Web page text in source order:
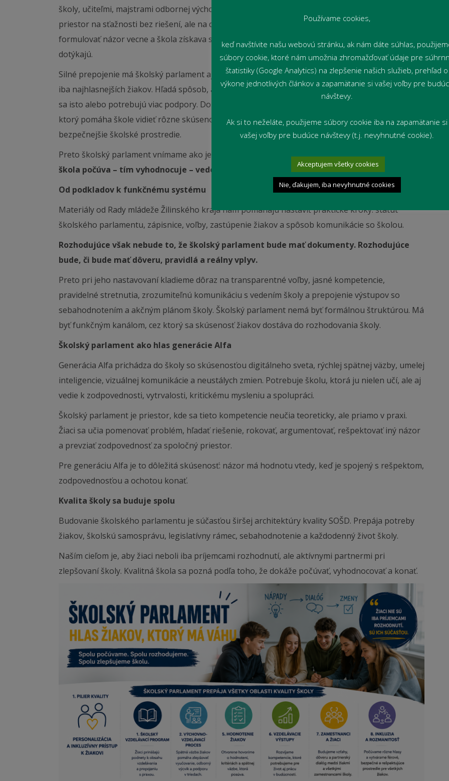
školy, učiteľmi, majstrami odbornej výchovy, odbornými zamestnancami a žiakmi. Nie je to
priestor na sťažnosti bez riešení, ale na dialóg, dôveru a spoločnú zodpovednosť. Žiaci sa učia
formulovať názor vecne a škola získava spätnú väzbu priamo od tých, ktorých sa jej rozhodnutia
dotýkajú.
Silné prepojenie má školský parlament aj s
inklúziou a rozmanitosťou . Kvalitná škola nepočuje
iba najhlasnejších žiakov. Hľadá spôsob, ako zachytiť aj hlas tých, ktorí bežne nevystupujú, necítia
sa isto alebo potrebujú viac podpory. Dobre nastavený školský parlament môže byť nástrojom,
ktorý pomáha škole vidieť rôzne skúsenosti žiakov, posilňovať spolupatričnosť a vytvárať
bezpečnejšie školské prostredie.
Preto školský parlament vnímame ako jeden z konkrétnych mechanizmov kvality:žiaci hovoria –
škola počúva – tím vyhodnocuje – vedenie koná – kvalita sa zlepšuje.
Od podkladov k funkčnému systému
Materiály od Rady mládeže Žilinského kraja nám pomáhajú nastaviť praktické kroky: štatút
školského parlamentu, zápisnice, voľby, zastúpenie žiakov a spôsob komunikácie so školou.
Rozhodujúce však nebude to, že školský parlament bude mať dokumenty. Rozhodujúce
bude, či bude mať dôveru, pravidlá a reálny vplyv.
Preto pri jeho nastavovaní kladieme dôraz na transparentné voľby, jasné kompetencie,
pravidelné stretnutia, zrozumiteľnú komunikáciu s vedením školy a prepojenie výstupov so
sebahodnotením a akčným plánom školy. Školský parlament nemá byť formálnou štruktúrou. Má
byť funkčným kanálom, cez ktorý sa skúsenosť žiakov dostáva do rozhodovania školy.
Školský parlament ako hlas generácie Alfa
Generácia Alfa prichádza do školy so skúsenosťou digitálneho sveta, rýchlej spätnej väzby, umelej
inteligencie, vizuálnej komunikácie a neustálych zmien. Potrebuje školu, ktorá ju nielen učí, ale aj
vedie k zodpovednosti, vytrvalosti, kritickému mysleniu a spolupráci.
Školský parlament je priestor, kde sa tieto kompetencie neučia teoreticky, ale priamo v praxi.
Žiaci sa učia pomenovať problém, hľadať riešenie, rokovať, argumentovať, rešpektovať iný názor
a prevziať zodpovednosť za spoločný priestor.
Pre generáciu Alfa je to dôležitá skúsenosť: názor má hodnotu vtedy, keď je spojený s rešpektom,
zodpovednosťou a ochotou konať.
Kvalita školy sa buduje spolu
Budovanie školského parlamentu je súčasťou širšej architektúry kvality SOŠD. Prepája potreby
žiakov, školskú samosprávu, legislatívny rámec, sebahodnotenie a každodenný život školy.
Naším cieľom je, aby žiaci neboli iba príjemcami rozhodnutí, ale aktívnymi partnermi pri
zlepšovaní školy. Kvalitná škola sa pozná podľa toho, že dokáže počúvať, vyhodnocovať a konať.
Používame cookies,
keď navštívite našu webovú stránku, ak nám dáte súhlas,
súbory cookie, ktoré nám umožnia zhromažďovať údaje pre
štatistiky (Google Analytics) na zlepšenie našich služieb, prehľad o
výkone jednotlivých článkov a zapamätanie si vašej voľby pre
návštevy.
Ak si to neželáte, použijeme súbory cookie iba na zapamätanie si
vašej voľby pre budúce návštevy (t.j. nevyhnutné cookie).
Akceptujem všetky cookies
Nie, ďakujem, iba nevyhnutné cookies